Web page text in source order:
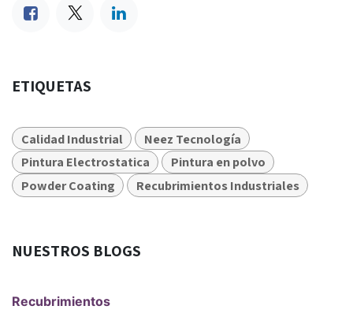
ETIQUETAS
Calidad Industrial
Neez Tecnología
Pintura Electrostatica
Pintura en polvo
Powder Coating
Recubrimientos Industriales
NUESTROS BLOGS
Recubrimientos